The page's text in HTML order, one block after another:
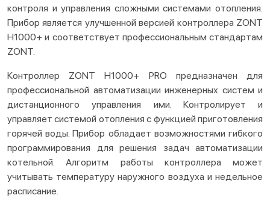
контроля и управления сложными системами отопления.
Прибор является улучшенной версией контроллера ZONT
H1000+ и соответствует профессиональным стандартам
ZONT.
Контроллер ZONT Н1000+ PRO предназначен для
профессиональной автоматизации инженерных систем и
дистанционного управления ими. Контролирует и
управляет системой отопления с функцией приготовления
горячей воды. Прибор обладает возможностями гибкого
программирования для решения задач автоматизации
котельной. Алгоритм работы контроллера может
учитывать температуру наружного воздуха и недельное
расписание.